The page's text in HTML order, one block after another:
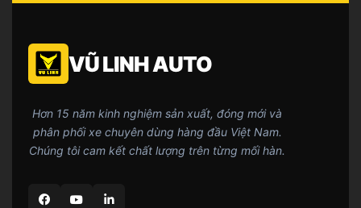
VŨ LINH AUTO
Hơn 15 năm kinh nghiệm sản xuất, đóng mới và
phân phối xe chuyên dùng hàng đầu Việt Nam.
Chúng tôi cam kết chất lượng trên từng mối hàn.